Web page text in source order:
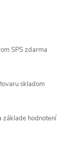
SPS zdarma
skladom
základe hodnotení